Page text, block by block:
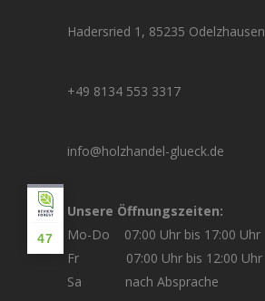
Hadersried 1, 85235 Odelzhausen
+49 8134 553 3317
info@holzhandel-glueck.de
Unsere Öffnungszeiten:
Mo-Do 07:00 Uhr bis 17:00 Uhr
Fr 07:00 Uhr bis 12:00 Uhr
Sa nach Absprache
47